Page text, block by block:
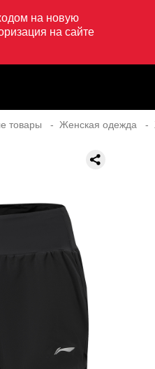
на новую
на сайте
товары Женская одежда